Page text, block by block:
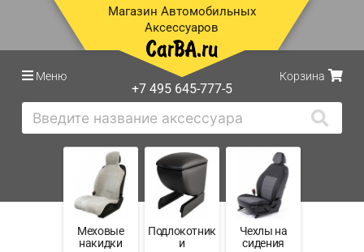
Магазин Автомобильных
Аксессуаров
Меню
+7 495 645-777-5
Корзина
Меховые
накидки
Подлокотник
и
Чехлы на
сидения